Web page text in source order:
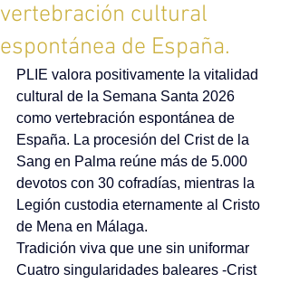
vertebración cultural
espontánea de España.
PLIE valora positivamente la vitalidad
cultural de la Semana Santa 2026
como vertebración espontánea de
España. La procesión del Crist de la
Sang en Palma reúne más de 5.000
devotos con 30 cofradías, mientras la
Legión custodia eternamente al Cristo
de Mena en Málaga.
Tradición viva que une sin uniformar
Cuatro singularidades baleares -Crist